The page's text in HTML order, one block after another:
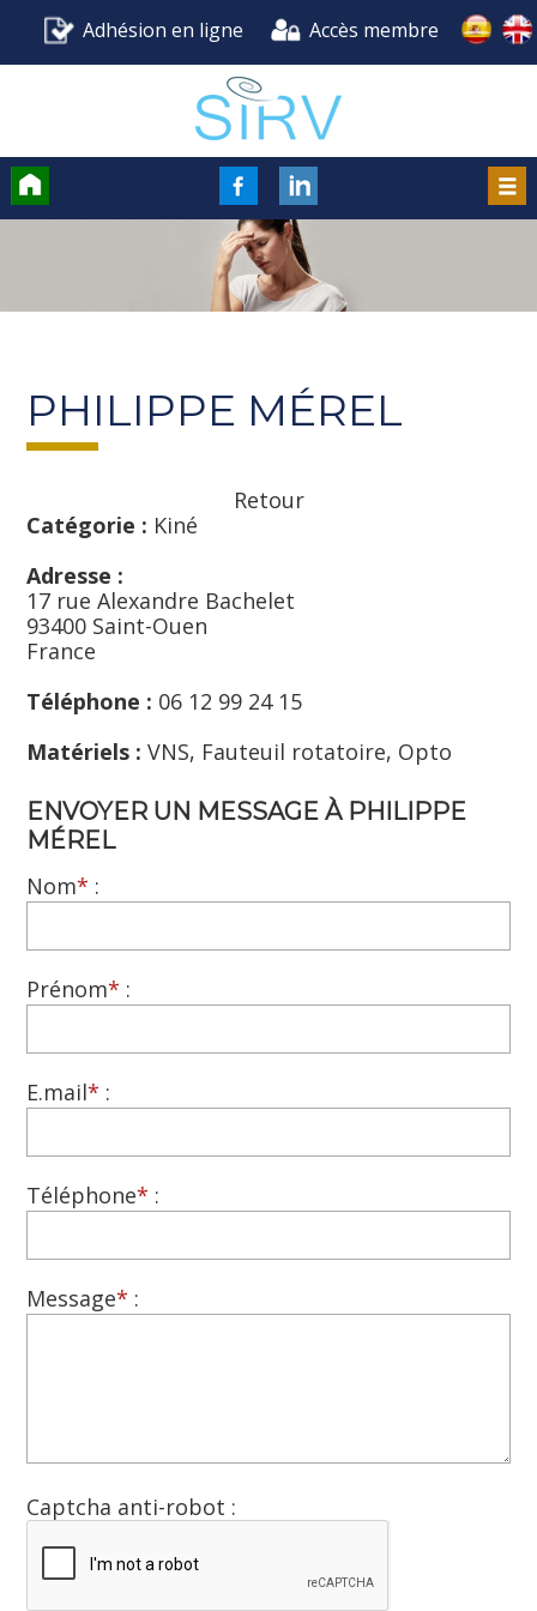
Accès membre
Adhésion en ligne
FaceBookLinkedIn
PHILIPPE MÉREL
Retour
Catégorie : Kiné
Adresse :
17 rue Alexandre Bachelet
93400 Saint-Ouen
France
Téléphone : 06 12 99 24 15
Matériels : VNS, Fauteuil rotatoire, Opto
ENVOYER UN MESSAGE À PHILIPPE
MÉREL
Nom* :
Prénom* :
E.mail* :
Téléphone* :
Message* :
Captcha anti-robot :